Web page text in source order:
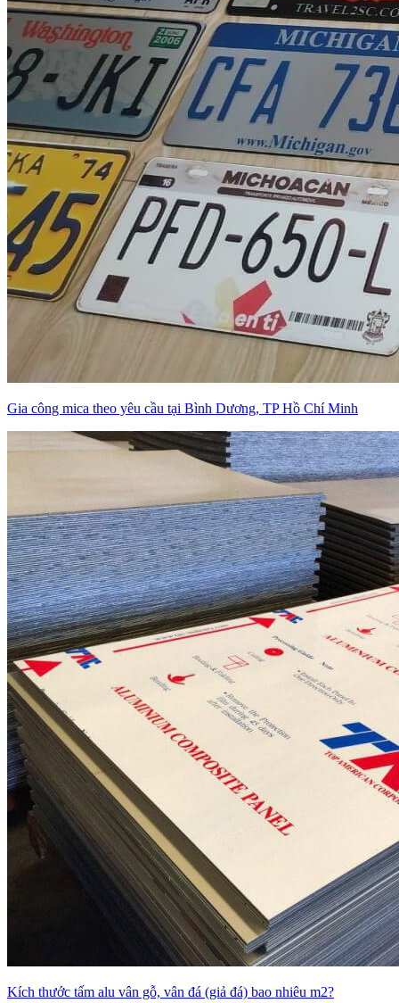
Gia công mica theo yêu cầu tại Bình Dương, TP Hồ Chí Minh
Kích thước tấm alu vân gỗ, vân đá (giả đá) bao nhiêu m2?